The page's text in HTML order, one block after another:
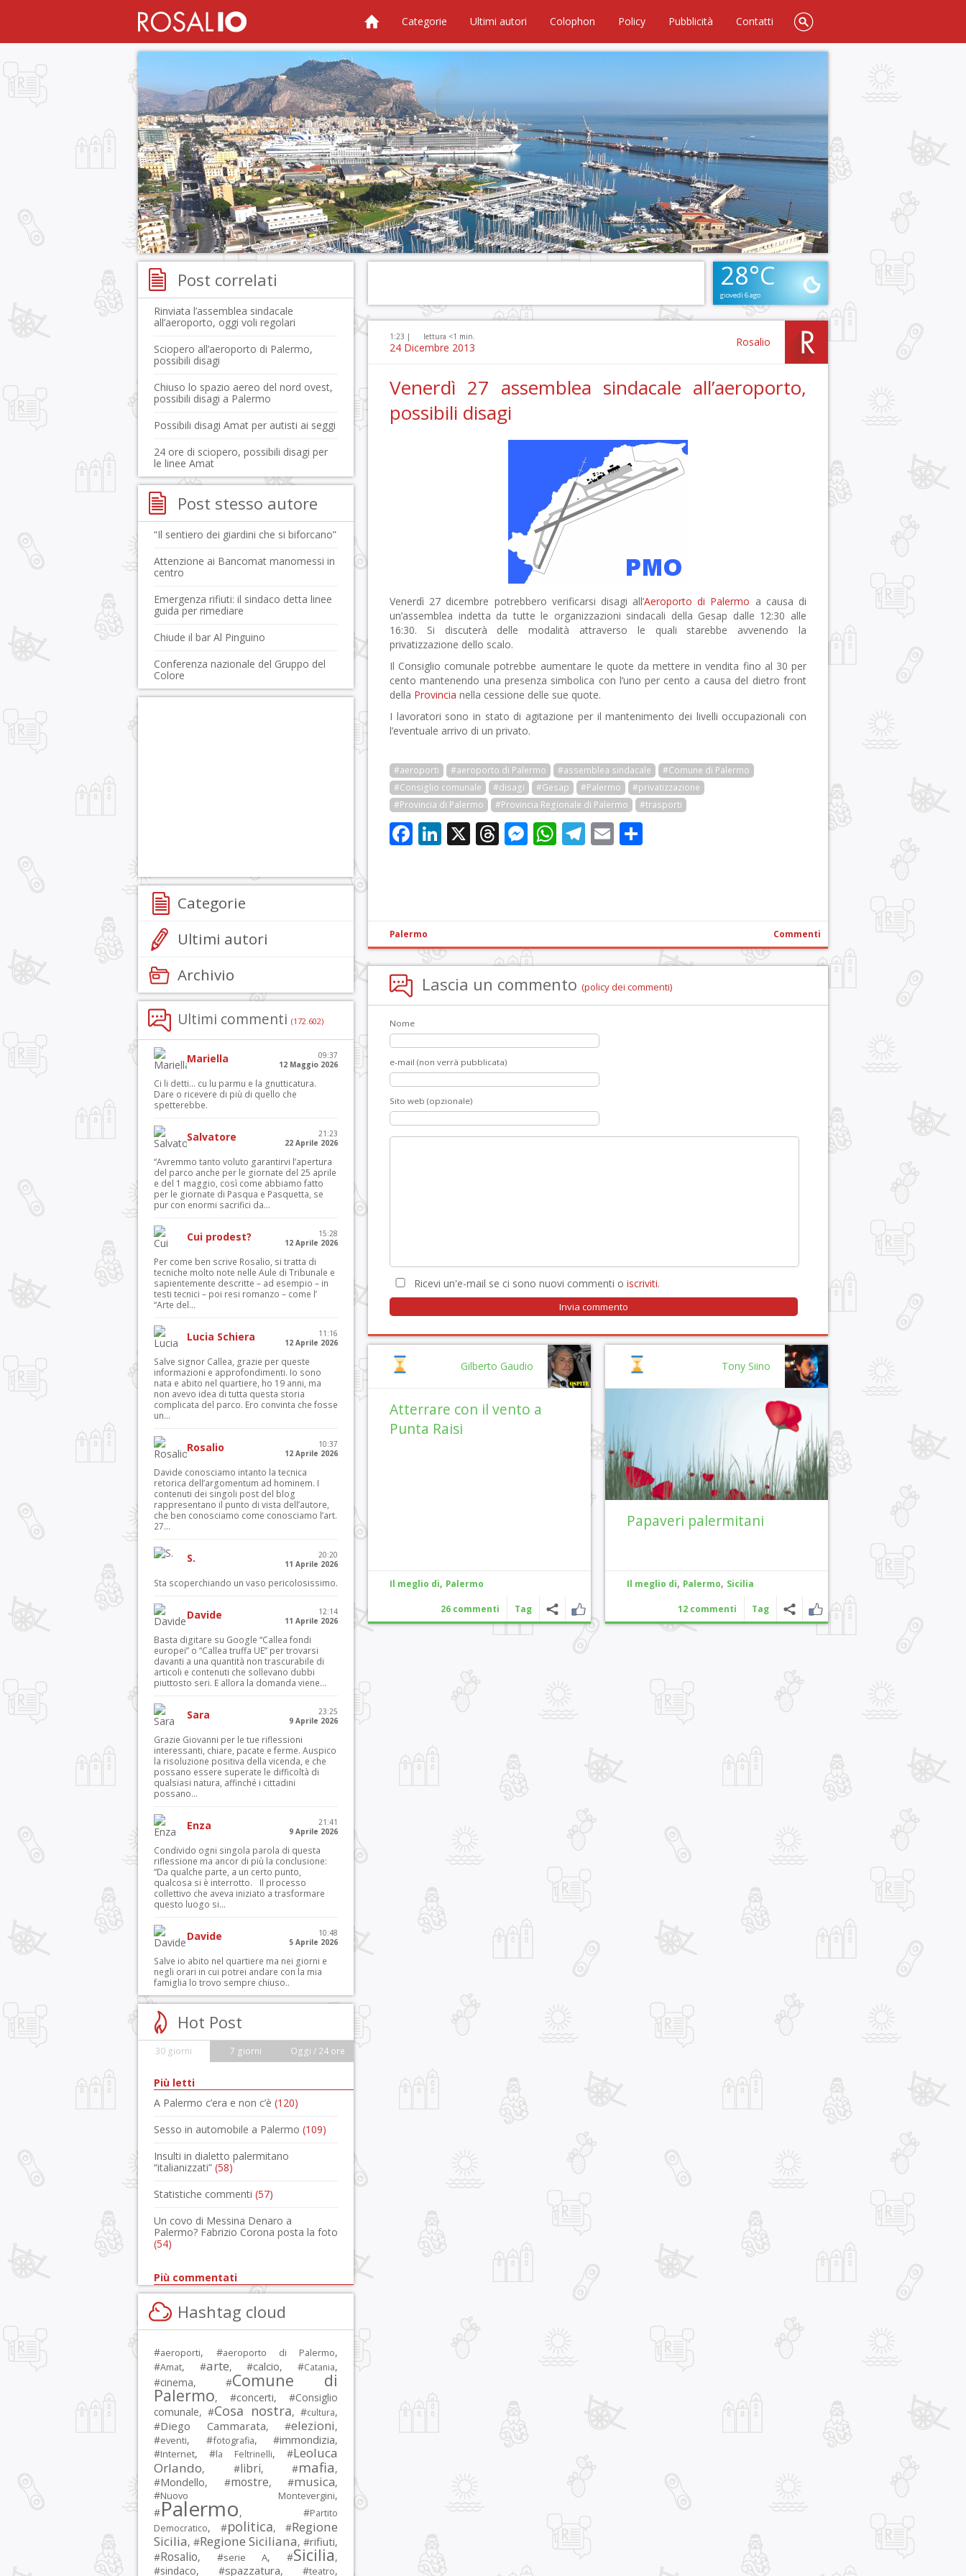
Categorie Ultimi autori Colophon Policy Pubblicità Contatti
28°C
giovedì 6 ago
1:23 | lettura <1 min.
24 Dicembre 2013 Rosalio
Venerdì 27 assemblea sindacale all’aeroporto,
possibili disagi
Venerdì 27 dicembre potrebbero verificarsi disagi all’Aeroporto di Palermo a causa di
un’assemblea indetta da tutte le organizzazioni sindacali della Gesap dalle 12:30 alle
16:30. Si discuterà delle modalità attraverso le quali starebbe avvenendo la
privatizzazione dello scalo.
Il Consiglio comunale potrebbe aumentare le quote da mettere in vendita fino al 30 per
cento mantenendo una presenza simbolica con l’uno per cento a causa del dietro front
della Provincia nella cessione delle sue quote.
I lavoratori sono in stato di agitazione per il mantenimento dei livelli occupazionali con
l’eventuale arrivo di un privato.
#aeroporti #aeroporto di Palermo #assemblea sindacale
#Comune di Palermo
#Consiglio comunale
#disagi #Gesap #Palermo
#privatizzazione
#Provincia di Palermo
#Provincia Regionale di Palermo #trasporti
Facebook
LinkedIn
X Threads
Messenger
WhatsApp
Telegram
Email
Palermo Commenti
Lascia un commento (policy dei commenti)
Nome
e-mail (non verrà pubblicata)
Sito web (opzionale)
Ricevi un'e-mail se ci sono nuovi commenti o iscriviti.
Tony Siino
Papaveri palermitani
Il meglio di, Palermo, Sicilia
12 commenti Tag
Gilberto Gaudio
Atterrare con il vento a
Punta Raisi
Il meglio di, Palermo
26 commenti Tag
Post correlati
Rinviata l’assemblea sindacale
all’aeroporto, oggi voli regolari
Sciopero all’aeroporto di Palermo,
possibili disagi
Chiuso lo spazio aereo del nord ovest,
possibili disagi a Palermo
Possibili disagi Amat per autisti ai seggi
24 ore di sciopero, possibili disagi per
le linee Amat
Post stesso autore
“Il sentiero dei giardini che si biforcano”
Attenzione ai Bancomat manomessi in
centro
Emergenza rifiuti: il sindaco detta linee
guida per rimediare
Chiude il bar Al Pinguino
Conferenza nazionale del Gruppo del
Colore
Categorie
Ultimi autori
Archivio
Ultimi commenti (172.602)
Mariella
09:37
12 Maggio 2026
Ci li detti… cu lu parmu e la gnutticatura.
Dare o ricevere di più di quello che
spetterebbe.
Salvatore
21:23
22 Aprile 2026
“Avremmo tanto voluto garantirvi l’apertura
del parco anche per le giornate del 25 aprile
e del 1 maggio, così come abbiamo fatto
per le giornate di Pasqua e Pasquetta, se
pur con enormi sacrifici da...
Cui prodest?
15:28
12 Aprile 2026
Per come ben scrive Rosalio, si tratta di
tecniche molto note nelle Aule di Tribunale e
sapientemente descritte – ad esempio – in
testi tecnici – poi resi romanzo – come l’
“Arte del...
Lucia Schiera
11:16
12 Aprile 2026
Salve signor Callea, grazie per queste
informazioni e approfondimenti. Io sono
nata e abito nel quartiere, ho 19 anni, ma
non avevo idea di tutta questa storia
complicata del parco. Ero convinta che fosse
un...
Rosalio
10:37
12 Aprile 2026
Davide conosciamo intanto la tecnica
retorica dell’argomentum ad hominem. I
contenuti dei singoli post del blog
rappresentano il punto di vista dell’autore,
che ben conosciamo come conosciamo l’art.
27...
S.
20:20
11 Aprile 2026
Sta scoperchiando un vaso pericolosissimo.
Davide
12:14
11 Aprile 2026
Basta digitare su Google “Callea fondi
europei” o “Callea truffa UE” per trovarsi
davanti a una quantità non trascurabile di
articoli e contenuti che sollevano dubbi
piuttosto seri. E allora la domanda viene...
Sara
23:25
9 Aprile 2026
Grazie Giovanni per le tue riflessioni
interessanti, chiare, pacate e ferme. Auspico
la risoluzione positiva della vicenda, e che
possano essere superate le difficoltà di
qualsiasi natura, affinché i cittadini
possano...
Enza
21:41
9 Aprile 2026
Condivido ogni singola parola di questa
riflessione ma ancor di più la conclusione:
“Da qualche parte, a un certo punto,
qualcosa si è interrotto. Il processo
collettivo che aveva iniziato a trasformare
questo luogo si...
Davide
10:48
5 Aprile 2026
Salve io abito nel quartiere ma nei giorni e
negli orari in cui potrei andare con la mia
famiglia lo trovo sempre chiuso..
Hot Post
30 giorni 7 giorni Oggi / 24 ore
Più letti
A Palermo c’era e non c’è (120)
Sesso in automobile a Palermo (109)
Insulti in dialetto palermitano
“italianizzati” (58)
Statistiche commenti (57)
Un covo di Messina Denaro a
Palermo? Fabrizio Corona posta la foto
(54)
Più commentati
Hashtag cloud
#aeroporti, #aeroporto di Palermo,
#Amat, #arte, #calcio, #Catania,
#cinema, #Comune di
Palermo, #concerti, #Consiglio
comunale, #Cosa nostra, #cultura,
#Diego Cammarata, #elezioni,
#eventi, #fotografia, #immondizia,
#Internet, #la Feltrinelli, #Leoluca
Orlando, #libri, #mafia,
#Mondello, #mostre, #musica,
#Nuovo Montevergini,
#Palermo, #Partito
Democratico, #politica, #Regione
Sicilia, #Regione Siciliana, #rifiuti,
#Rosalio, #serie A, #Sicilia,
#sindaco, #spazzatura, #teatro,